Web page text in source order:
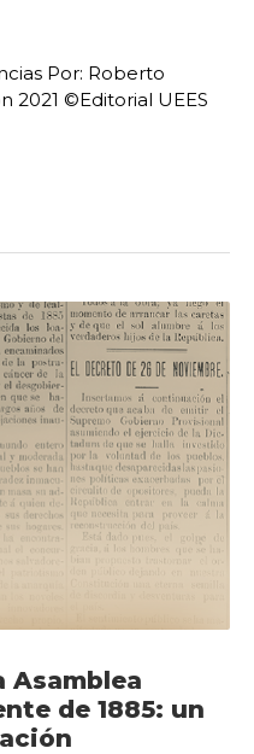
Por: Roberto
2021 ©Editorial UEES
Asamblea
de 1885: un